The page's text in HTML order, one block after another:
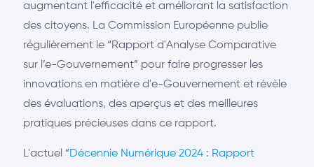
augmentant l'efficacité et améliorant la satisfaction
des citoyens. La Commission Européenne publie
régulièrement le “Rapport d'Analyse Comparative
sur l’e-Gouvernement” pour faire progresser les
innovations en matière d'e-Gouvernement et révèle
des évaluations, des aperçus et des meilleures
pratiques précieuses dans ce rapport.
L'actuel “Décennie Numérique 2024 : Rapport